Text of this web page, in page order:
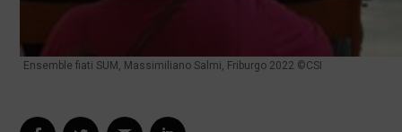
Ensemble fiati SUM, Massimiliano Salmi, Friburgo 2022 ©CSI